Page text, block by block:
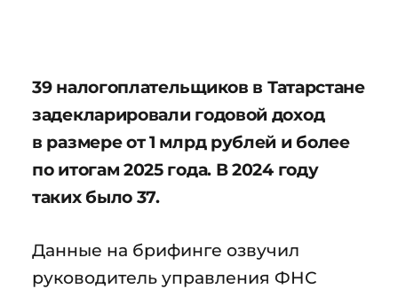
39 налогоплательщиков в Татарстане
задекларировали годовой доход
в размере от 1 млрд рублей и более
по итогам 2025 года. В 2024 году
таких было 37.
Данные на брифинге озвучил
руководитель управления ФНС